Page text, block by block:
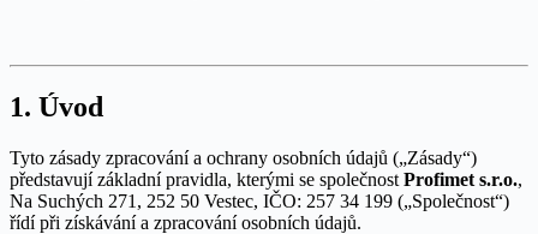
1. Úvod
Tyto zásady zpracování a ochrany osobních údajů („Zásady“)
představují základní pravidla, kterými se společnost Profimet s.r.o.,
Na Suchých 271, 252 50 Vestec, IČO: 257 34 199 („Společnost“)
řídí při získávání a zpracování osobních údajů.